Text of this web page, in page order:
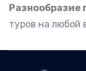
Разнообразие
туров на любой